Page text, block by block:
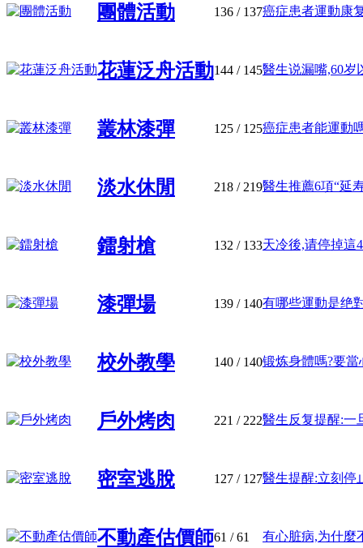
團體活動 136 / 137癌症患者運動康
花蓮泛舟活動144 / 145醫生说漏嘴,60岁
叢林漆彈 125 / 125癌症患者能運動
淡水休閒 218 / 219醫生推薦6項“延
鐳射槍 132 / 133天冷後,请停掉這
漆彈場 139 / 140有哪些運動是绝
校外教學 140 / 140锻炼身體嗎?要
戶外烤肉 221 / 222醫生反复提醒:一
密室逃脫 127 / 127醫生提醒:立刻停
不動產估價師61 / 61 有心脏病,为什麼